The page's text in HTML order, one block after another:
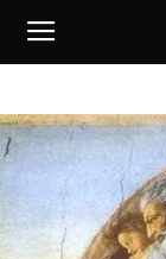
Enrique
De
Rosa